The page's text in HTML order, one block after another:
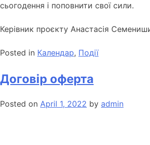
сьогодення і поповнити свої сили.
Керівник проєкту Анастасія
Posted in Календар, Події
Договір оферта
Posted on April 1, 2022 by admin